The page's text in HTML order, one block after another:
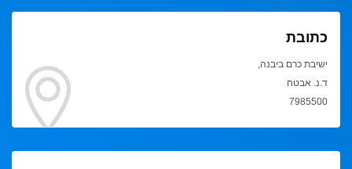
כתובת
ישיבת כרם ביבנה,
ד.נ. אבטח
7985500